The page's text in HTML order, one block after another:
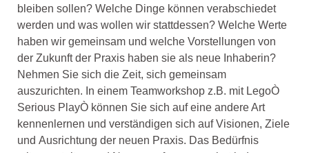
bleiben sollen? Welche Dinge können verabschiedet
werden und was wollen wir stattdessen? Welche Werte
haben wir gemeinsam und welche Vorstellungen von
der Zukunft der Praxis haben sie als neue Inhaberin?
Nehmen Sie sich die Zeit, sich gemeinsam
auszurichten. In einem Teamworkshop z.B. mit LegoÒ
Serious PlayÒ können Sie sich auf eine andere Art
kennenlernen und verständigen sich auf Visionen, Ziele
und Ausrichtung der neuen Praxis. Das Bedürfnis